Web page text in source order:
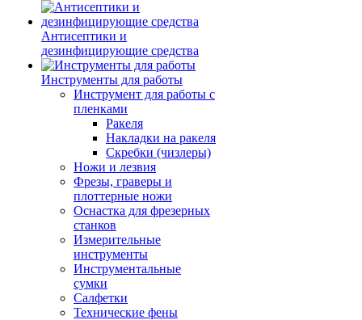
Антисептики и
дезинфицирующие средства
Инструменты для работы
Инструмент для работы с
пленками
Ракеля
Накладки на ракеля
Скребки (чизлеры)
Ножи и лезвия
Фрезы, граверы и
плоттерные ножи
Оснастка для фрезерных
станков
Измерительные
инструменты
Инструментальные
сумки
Салфетки
Технические фены